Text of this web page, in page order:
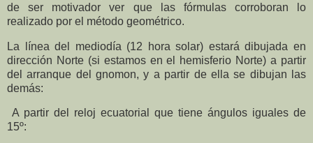
de ser motivador ver que las fórmulas corroboran lo
realizado por el método geométrico.
La línea del mediodía (12 hora solar) estará dibujada en
dirección Norte (si estamos en el hemisferio Norte) a partir
del arranque del gnomon, y a partir de ella se dibujan las
demás:
A partir del reloj ecuatorial que tiene ángulos iguales de
15º: